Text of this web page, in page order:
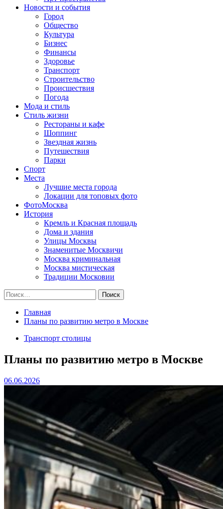
Новости и события
Город
Общество
Культура
Бизнес
Финансы
Здоровье
Транспорт
Строительство
Происшествия
Погода
Мода и стиль
Стиль жизни
Рестораны и кафе
Шоппинг
Звездная жизнь
Путешествия
Парки
Спорт
Места
Лучшие места города
Локации для топовых фото
ФотоМосква
История
Кремль и Красная площадь
Дома и здания
Улицы Москвы
Знаменитые Москвичи
Москва криминальная
Москва мистическая
Традиции Московии
Найти:
Главная
Планы по развитию метро в Москве
Транспорт столицы
Планы по развитию метро в Москве
06.06.2026